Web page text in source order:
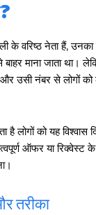
के वरिष्ठ नेता हैं,
माना जाता था।
और उसी नंबर से लोगों
लोगों को यह विश्वास
ऑफर या
तरीका